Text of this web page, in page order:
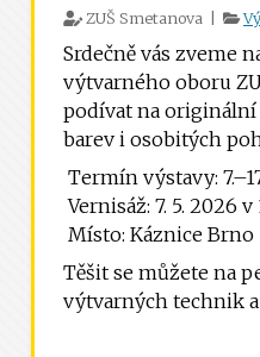
ZUŠ Smetanova |
Srdečně vás zveme
výtvarného oboru
podívat na
barev i osobitých
Termín výstavy:
Vernisáž: 7. 5. 2026 v
Místo: Káznice Brno
Těšit se můžete na
výtvarných technik